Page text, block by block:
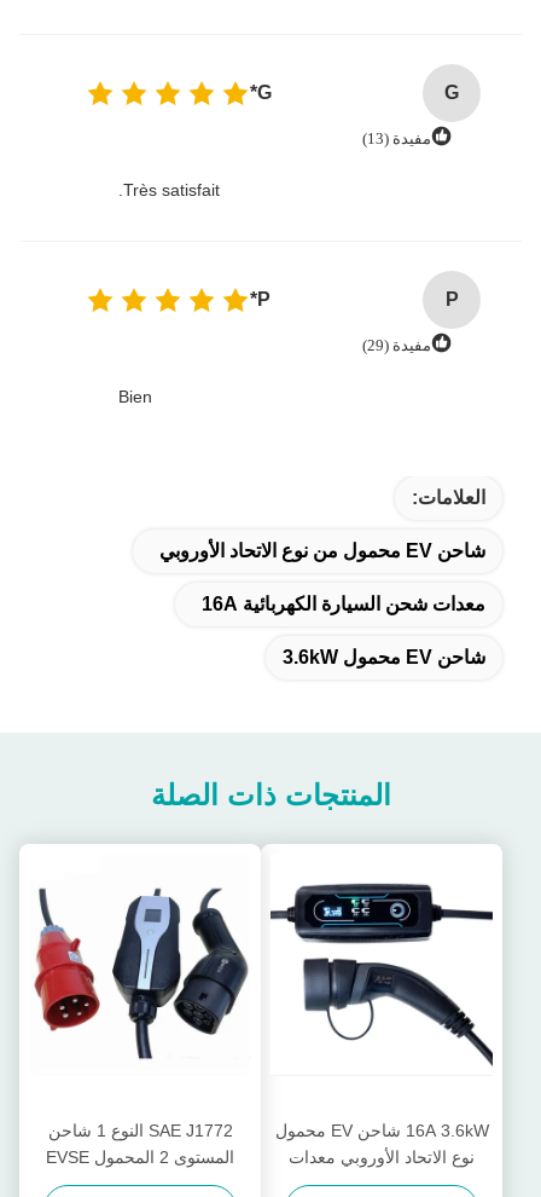
G
G*
مفيدة (13)
Très satisfait.
P
P*
مفيدة (29)
Bien
العلامات:
شاحن EV محمول من نوع الاتحاد الأوروبي
معدات شحن السيارة الكهربائية 16A
شاحن EV محمول 3.6kW
المنتجات ذات الصلة
16A 3.6kW شاحن EV محمول
نوع الاتحاد الأوروبي معدات
شحن السيارة الكهربائية
SAE J1772 النوع 1 شاحن
المستوى 2 المحمول EVSE
قابل للتبديل مع قابس CEE